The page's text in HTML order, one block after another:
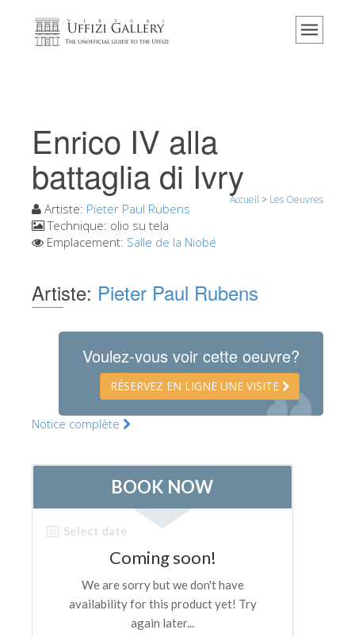
Accueil
Événements et expositions
L' avis des visiteurs
Explorer la Galerie
Visite virtuelle
Les Artistes
Les nouvelles salles
Les autres Musées
Galerie de l'Académie
La Galerie Palatine
Le Musée de San Marco
Musée Archéologique
Opificio delle Pietre Dure
Enrico IV alla
battaglia di Ivry
Accueil > Les Oeuvres
Artiste: Pieter Paul Rubens
Technique: olio su tela
Emplacement: Salle de la Niobé
Artiste: Pieter Paul Rubens
Voulez-vous voir cette oeuvre?
RÉSERVEZ EN LIGNE UNE VISITE
Notice complète